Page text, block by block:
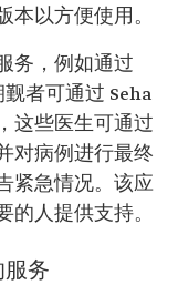
以方便使用。
务，例如通过
者可通过 Seha
这些医生可通过
对病例进行最终
紧急情况。该应
人提供支持。
务